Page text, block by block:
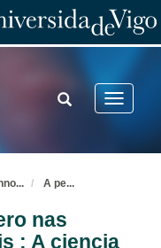
Toggle
TOGGLE
SEARCH
... A pe...
nas
: A ciencia